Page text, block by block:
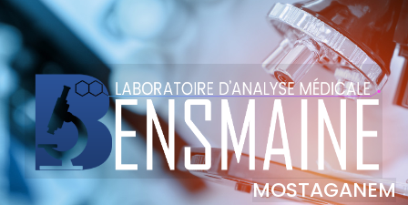
MOSTAGANEM